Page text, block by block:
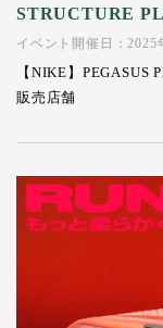
STRUCTURE
イベント開催日：2025
【NIKE】PEGASUS
販売店舗